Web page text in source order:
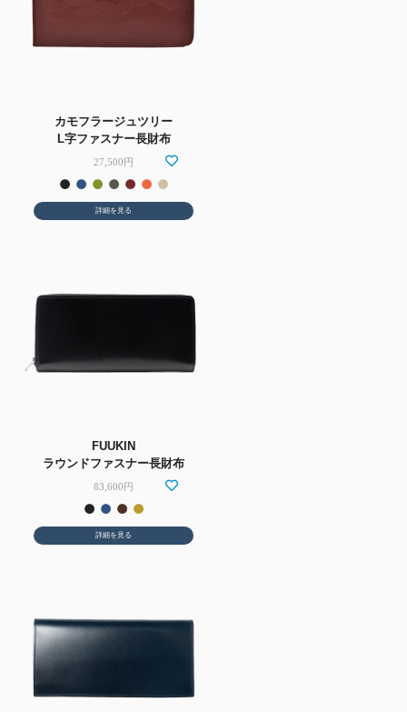
カモフラージュツリー
L字ファスナー長財布
27,500円
詳細を見る
FUUKIN
ラウンドファスナー長財布
83,600円
詳細を見る